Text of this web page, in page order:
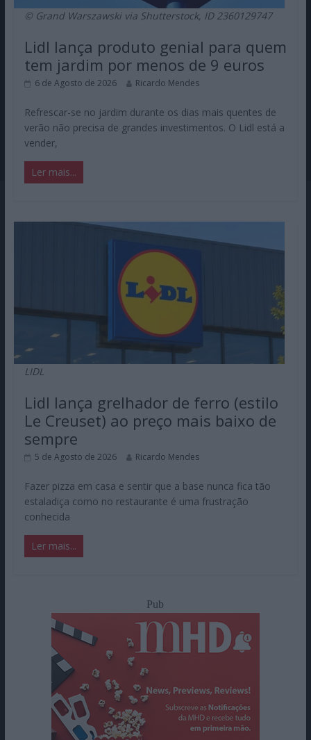
© Grand Warszawski via Shutterstock, ID 2360129747
Lidl lança produto genial para quem
tem jardim por menos de 9 euros
6 de Agosto de 2026 Ricardo Mendes
Refrescar-se no jardim durante os dias mais quentes de
verão não precisa de grandes investimentos. O Lidl está a
vender,
Ler mais...
LIDL
Lidl lança grelhador de ferro (estilo
Le Creuset) ao preço mais baixo de
sempre
5 de Agosto de 2026 Ricardo Mendes
Fazer pizza em casa e sentir que a base nunca fica tão
estaladiça como no restaurante é uma frustração
conhecida
Ler mais...
Pub